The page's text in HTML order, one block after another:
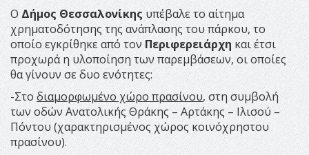
Ο Δήμος Θεσσαλονίκης υπέβαλε το αίτημα
χρηματοδότησης της ανάπλασης του πάρκου, το
οποίο εγκρίθηκε από τονΠεριφερειάρχη και έτσι
προχωρά η υλοποίηση των παρεμβάσεων, οι οποίες
θα γίνουν σε δυο ενότητες:
-Στο διαμορφωμένο χώρο πρασίνου, στη συμβολή
των οδών Ανατολικής Θράκης – Αρτάκης – Ιλισού –
Πόντου (χαρακτηρισμένος χώρος κοινόχρηστου
πρασίνου).